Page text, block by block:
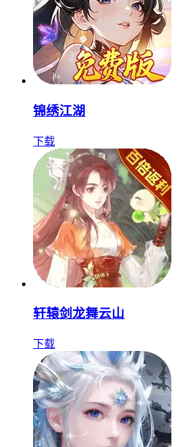
锦绣江湖
下载
轩辕剑龙舞云山
下载